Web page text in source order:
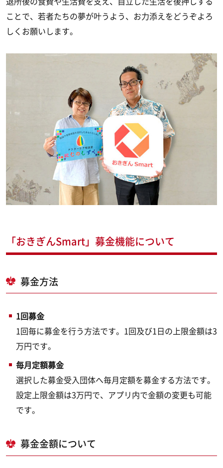
ことで、若者たちの夢が叶うよう、お力添えをどうぞよろ
しくお願いします。
「おきぎんSmart」募金機能について
募金方法
1回募金
1回毎に募金を行う方法です。1回及び1日の上限金額は3
万円です。
毎月定額募金
選択した募金受入団体へ毎月定額を募金する方法です。
設定上限金額は3万円で、アプリ内で金額の変更も可能
です。
募金金額について